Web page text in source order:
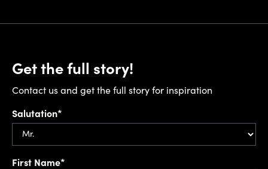
Get the full story!
Contact us and get the full story for inspiration
Salutation*
First Name*